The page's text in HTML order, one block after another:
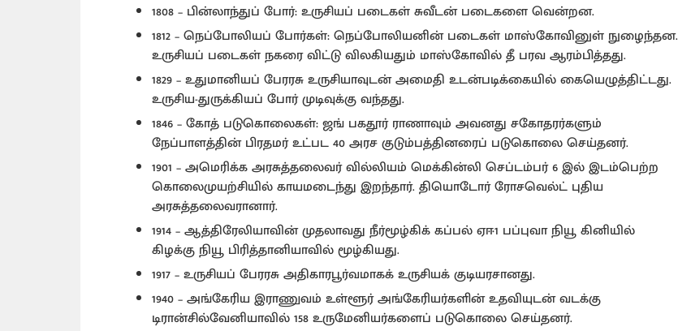
1808 – பின்லாந்துப் போர்: உருசியப் படைகள் சுவீடன் படைகளை வென்றன.
1812 – நெப்போலியப் போர்கள்: நெப்போலியனின் படைகள் மாஸ்கோவினுள் நுழைந்தன.
உருசியப் படைகள் நகரை விட்டு விலகியதும் மாஸ்கோவில் தீ பரவ ஆரம்பித்தது.
1829 – உதுமானியப் பேரரசு உருசியாவுடன் அமைதி உடன்படிக்கையில் கையெழுத்திட்டது.
உருசிய-துருக்கியப் போர் முடிவுக்கு வந்தது.
1846 – கோத் படுகொலைகள்: ஜங் பகதூர் ராணாவும் அவனது சகோதரர்களும்
நேப்பாளத்தின் பிரதமர் உட்பட 40 அரச குடும்பத்தினரைப் படுகொலை செய்தனர்.
1901 – அமெரிக்க அரசுத்தலைவர் வில்லியம் மெக்கின்லி செப்டம்பர் 6 இல் இடம்பெற்ற
கொலைமுயற்சியில் காயமடைந்து இறந்தார். தியொடோர் ரோசவெல்ட் புதிய
அரசுத்தலைவரானார்.
1914 – ஆத்திரேலியாவின் முதலாவது நீர்மூழ்கிக் கப்பல் ஏஈ1 பப்புவா நியூ கினியில்
கிழக்கு நியூ பிரித்தானியாவில் மூழ்கியது.
1917 – உருசியப் பேரரசு அதிகாரபூர்வமாகக் உருசியக் குடியரசானது.
1940 – அங்கேரிய இராணுவம் உள்ளூர் அங்கேரியர்களின் உதவியுடன் வடக்கு
டிரான்சில்வேனியாவில் 158 உருமேனியர்களைப் படுகொலை செய்தனர்.